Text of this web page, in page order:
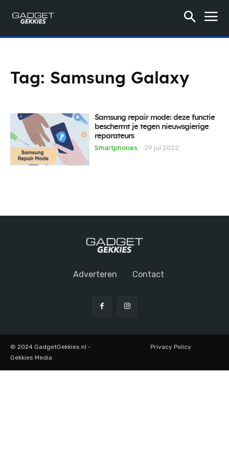
Tag: Samsung Galaxy
Samsung repair mode: deze functie
beschermt je tegen nieuwsgierige
reparateurs
Smartphones
29 jul 2022
Adverteren Contact
© 2024 GadgetGekkies.nl -
Gekkies Media
Privacy Policy